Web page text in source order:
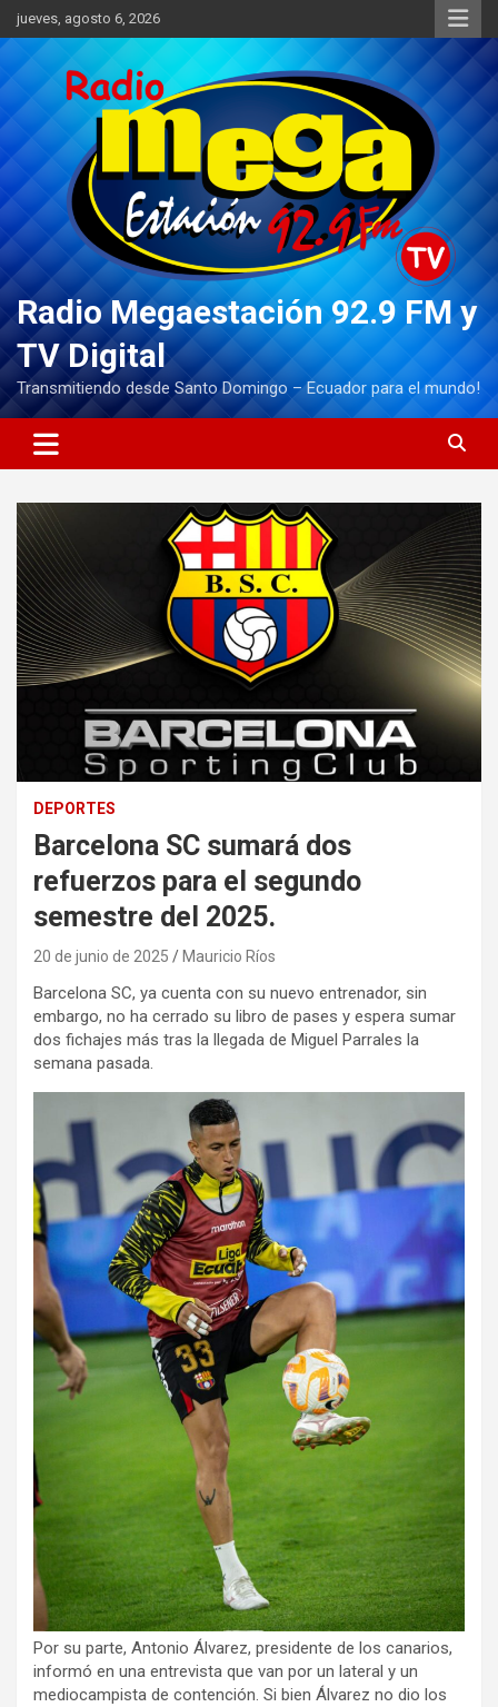
Saltar
al
contenido
jueves, agosto 6, 2026
Radio Megaestación 92.9 FM y
TV Digital
Transmitiendo desde Santo Domingo – Ecuador para el mundo!
DEPORTES
Barcelona SC sumará dos
refuerzos para el segundo
semestre del 2025.
20 de junio de 2025 Mauricio Ríos
Barcelona SC, ya cuenta con su nuevo entrenador, sin
embargo, no ha cerrado su libro de pases y espera sumar
dos fichajes más tras la llegada de Miguel Parrales la
semana pasada.
Por su parte, Antonio Álvarez, presidente de los canarios,
informó en una entrevista que van por un lateral y un
mediocampista de contención. Si bien Álvarez no dio los